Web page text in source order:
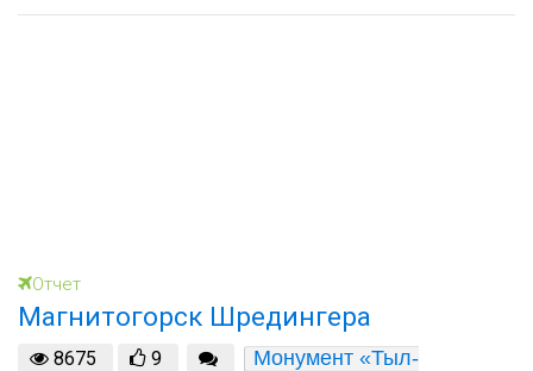
Отчет
Магнитогорск Шредингера
8675 9
Монумент «Тыл-